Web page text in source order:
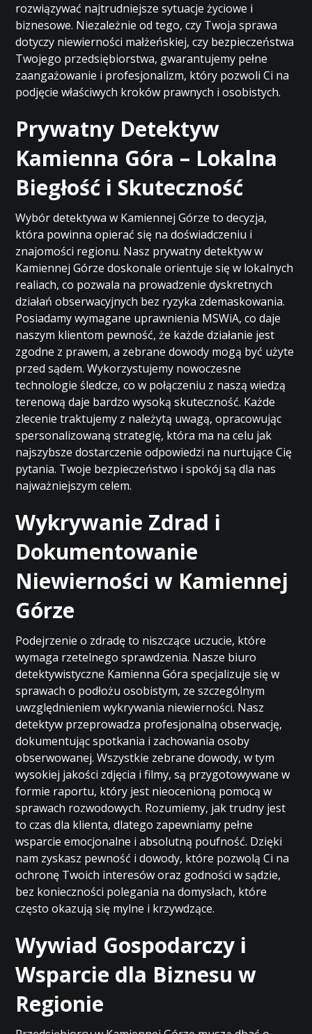
rozwiązywać najtrudniejsze sytuacje życiowe i
biznesowe. Niezależnie od tego, czy Twoja sprawa
dotyczy niewierności małżeńskiej, czy bezpieczeństwa
Twojego przedsiębiorstwa, gwarantujemy pełne
zaangażowanie i profesjonalizm, który pozwoli Ci na
podjęcie właściwych kroków prawnych i osobistych.
Prywatny Detektyw
Kamienna Góra – Lokalna
Biegłość i Skuteczność
Wybór detektywa w Kamiennej Górze to decyzja,
która powinna opierać się na doświadczeniu i
znajomości regionu. Nasz prywatny detektyw w
Kamiennej Górze doskonale orientuje się w lokalnych
realiach, co pozwala na prowadzenie dyskretnych
działań obserwacyjnych bez ryzyka zdemaskowania.
Posiadamy wymagane uprawnienia MSWiA, co daje
naszym klientom pewność, że każde działanie jest
zgodne z prawem, a zebrane dowody mogą być użyte
przed sądem. Wykorzystujemy nowoczesne
technologie śledcze, co w połączeniu z naszą wiedzą
terenową daje bardzo wysoką skuteczność. Każde
zlecenie traktujemy z należytą uwagą, opracowując
spersonalizowaną strategię, która ma na celu jak
najszybsze dostarczenie odpowiedzi na nurtujące Cię
pytania. Twoje bezpieczeństwo i spokój są dla nas
najważniejszym celem.
Wykrywanie Zdrad i
Dokumentowanie
Niewierności w Kamiennej
Górze
Podejrzenie o zdradę to niszczące uczucie, które
wymaga rzetelnego sprawdzenia. Nasze biuro
detektywistyczne Kamienna Góra specjalizuje się w
sprawach o podłożu osobistym, ze szczególnym
uwzględnieniem wykrywania niewierności. Nasz
detektyw przeprowadza profesjonalną obserwację,
dokumentując spotkania i zachowania osoby
obserwowanej. Wszystkie zebrane dowody, w tym
wysokiej jakości zdjęcia i filmy, są przygotowywane w
formie raportu, który jest nieocenioną pomocą w
sprawach rozwodowych. Rozumiemy, jak trudny jest
to czas dla klienta, dlatego zapewniamy pełne
wsparcie emocjonalne i absolutną poufność. Dzięki
nam zyskasz pewność i dowody, które pozwolą Ci na
ochronę Twoich interesów oraz godności w sądzie,
bez konieczności polegania na domysłach, które
często okazują się mylne i krzywdzące.
Wywiad Gospodarczy i
Wsparcie dla Biznesu w
Regionie